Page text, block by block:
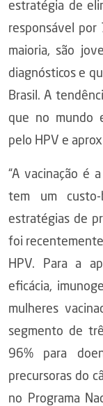
estratégia de
responsável por
maioria, são
diagnósticos e
Brasil. A
que no mundo
pelo HPV e
“A vacinação é
tem um custo-
estratégias de
foi recentemente
HPV. Para a
eficácia,
mulheres
segmento de
96% para
precursoras do
no Programa